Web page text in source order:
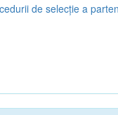
de selecție a